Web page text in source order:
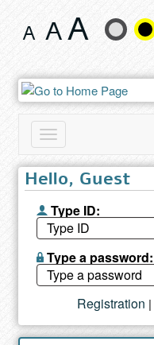
Change
size
and
color
Toggle
navigation
Hello, Guest
Type ID:
Type a password:
|
Registration